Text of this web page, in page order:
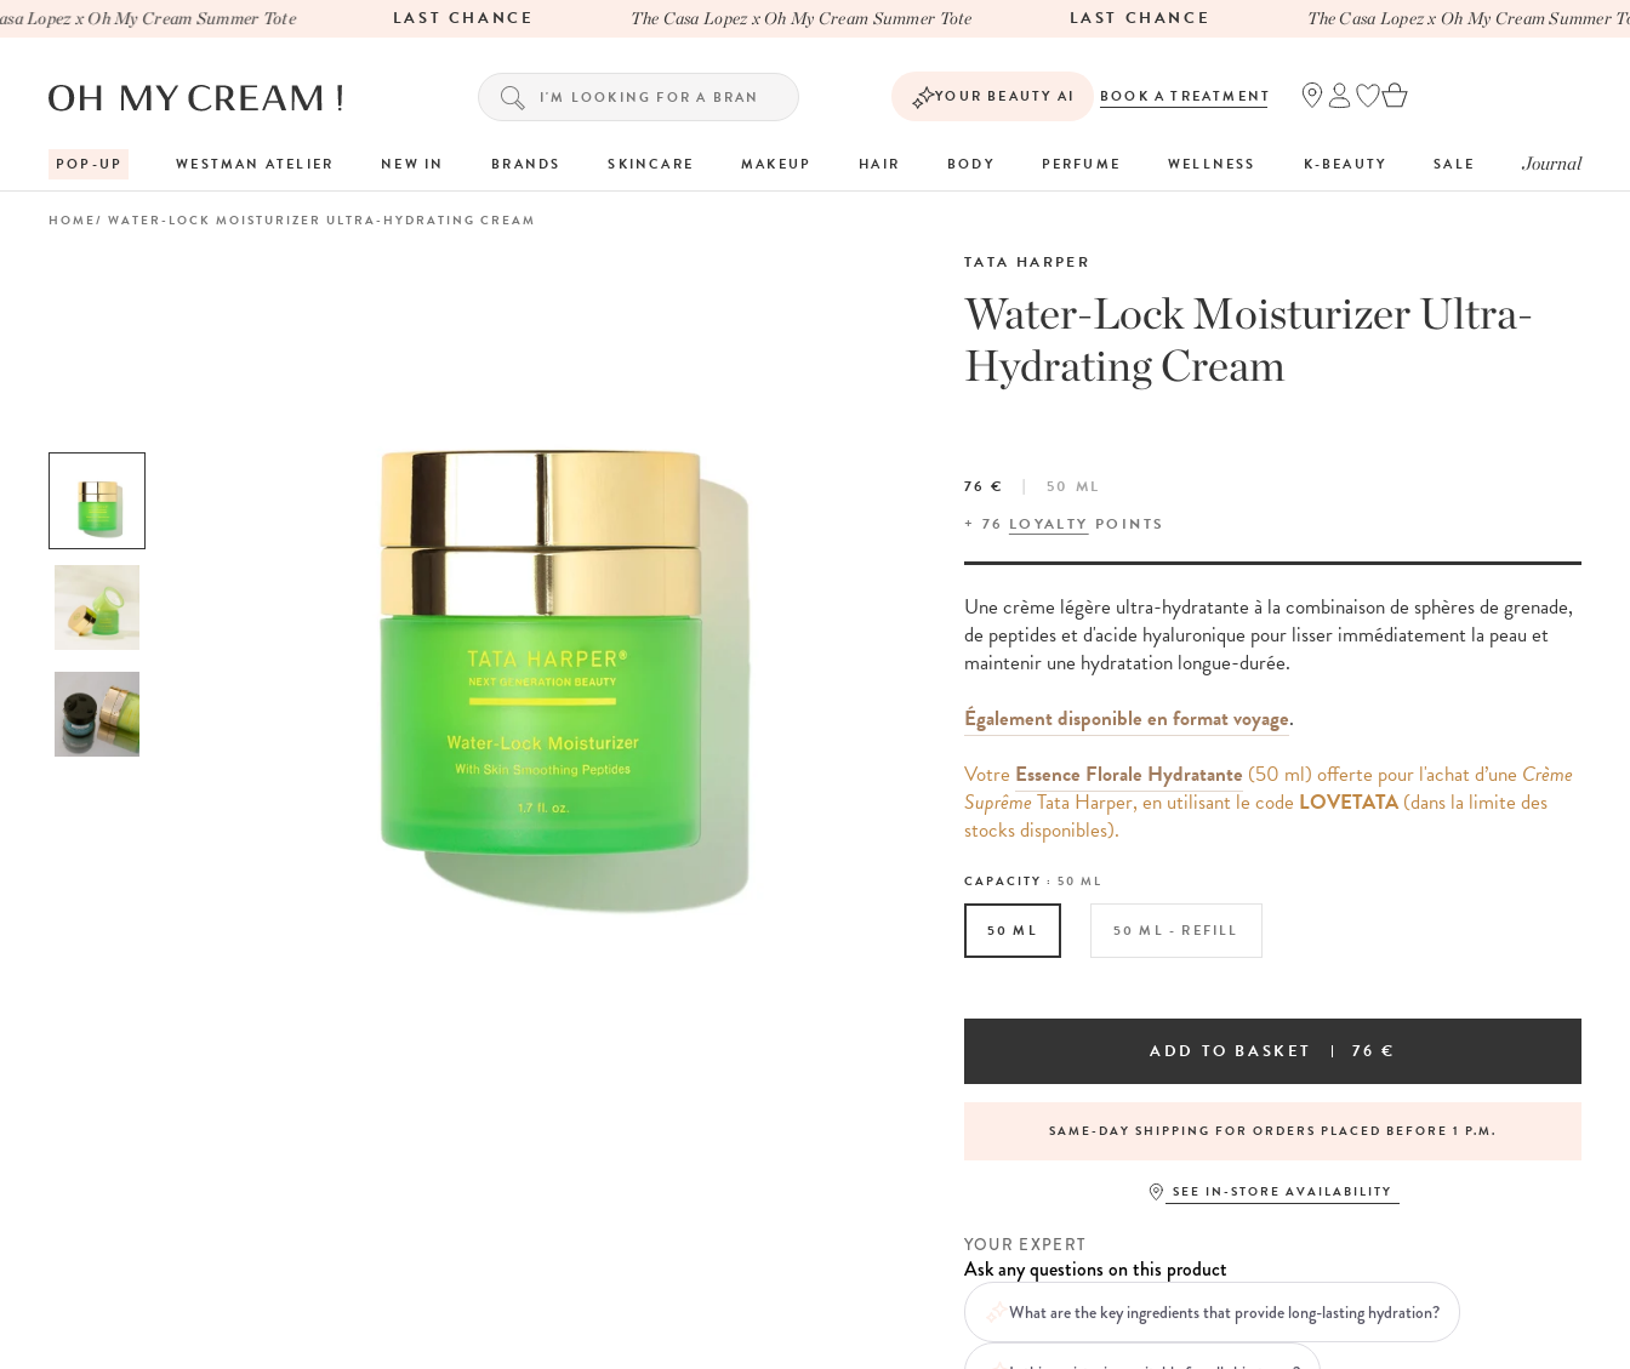
x Oh My Cream Summer Tote LAST CHANCE The Casa Lopez x Oh My Cream Summer Tote LAST CHANCE The Casa Lopez x Oh My Cream Summer Tote
YOUR BEAUTY AI BOOK A TREATMENT
POP-UP WESTMAN ATELIER NEW IN BRANDS SKINCARE MAKEUP HAIR BODY PERFUME WELLNESS K-BEAUTY SALE Journal
HOME WATER-LOCK MOISTURIZER ULTRA-HYDRATING CREAM
Water-Lock Moisturizer Ultra-
Hydrating Cream
TATA HARPER
76 €
50 ML
+ 76 LOYALTY POINTS
Une crème légère ultra-hydratante à la combinaison de sphères de grenade,
de peptides et d'acide hyaluronique pour lisser immédiatement la peau et
maintenir une hydratation longue-durée.
Également disponible en format voyage.
Votre Essence Florale Hydratante (50 ml) offerte pour l'achat d’une Crème
SuprêmeTata Harper, en utilisant le code LOVETATA(dans la limite des
stocks disponibles).
CAPACITY : 50 ML
50 ML 50 ML - REFILL
ADD TO BASKET 76 €
SAME-DAY SHIPPING FOR ORDERS PLACED BEFORE 1 P.M.
SEE IN-STORE AVAILABILITY
YOUR EXPERT
Ask any questions on this product
What are the key ingredients that provide long-lasting hydration?